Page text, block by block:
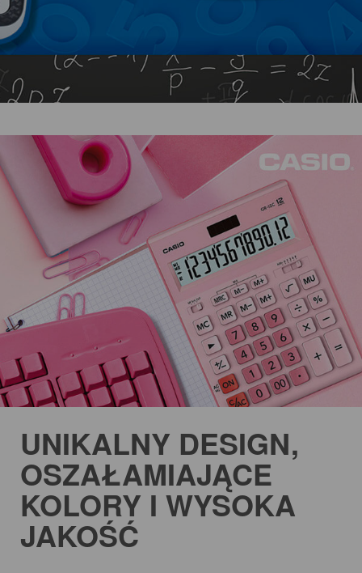
UNIKALNY DESIGN,
OSZAŁAMIAJĄCE
KOLORY I WYSOKA
JAKOŚĆ